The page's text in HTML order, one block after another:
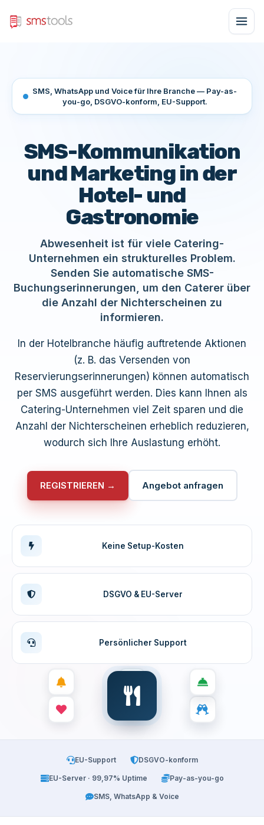
SMS, WhatsApp und Voice für Ihre Branche — Pay-as-
you-go, DSGVO-konform, EU-Support.
SMS-Kommunikation
und Marketing in der
Hotel- und
Gastronomie
Abwesenheit ist für viele Catering-
Unternehmen ein strukturelles Problem.
Senden Sie automatische SMS-
Buchungserinnerungen, um den Caterer über
die Anzahl der Nichterscheinen zu
informieren.
In der Hotelbranche häufig auftretende Aktionen
(z. B. das Versenden von
Reservierungserinnerungen) können automatisch
per SMS ausgeführt werden. Dies kann Ihnen als
Catering-Unternehmen viel Zeit sparen und die
Anzahl der Nichterscheinen erheblich reduzieren,
wodurch sich Ihre Auslastung erhöht.
REGISTRIEREN → Angebot anfragen
Keine Setup-Kosten
DSGVO & EU-Server
Persönlicher Support
EU-Support DSGVO-konform
EU-Server · 99,97% Uptime Pay-as-you-go
SMS, WhatsApp & Voice